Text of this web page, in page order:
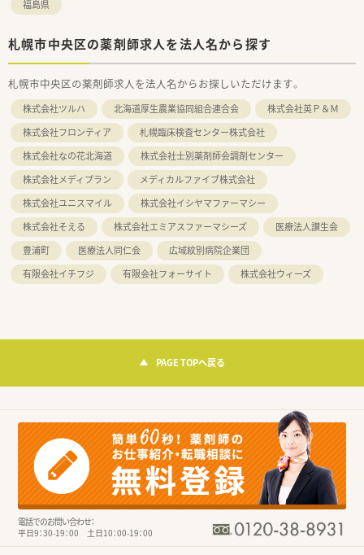
福島県
札幌市中央区の薬剤師求人を法人名から探す
札幌市中央区の薬剤師求人を法人名からお探しいただけます。
株式会社ツルハ 北海道厚生農業協同組合連合会
株式会社英Ｐ＆Ｍ
株式会社フロンティア
札幌臨床検査センター株式会社
株式会社なの花北海道
株式会社士別薬剤師会調剤センター
株式会社メディプラン
メディカルファイブ株式会社
株式会社ユニスマイル
株式会社イシヤマファーマシー
株式会社そえる
株式会社エミアスファーマシーズ
医療法人讃生会
豊浦町
医療法人同仁会
広域紋別病院企業団
有限会社イチフジ
有限会社フォーサイト 株式会社ウィーズ
PAGE TOPへ戻る
電話でのお問い合わせ：
平日9：30-19：00 土日10：00-19：00